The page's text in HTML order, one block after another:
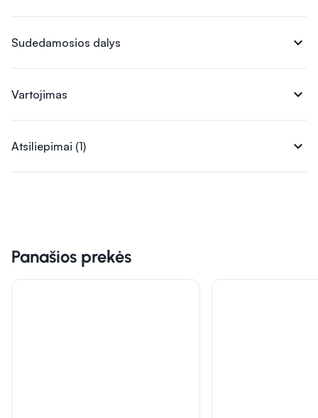
Sudedamosios dalys expand_more
Vartojimas expand_more
Atsiliepimai (1) expand_more
Panašios prekės